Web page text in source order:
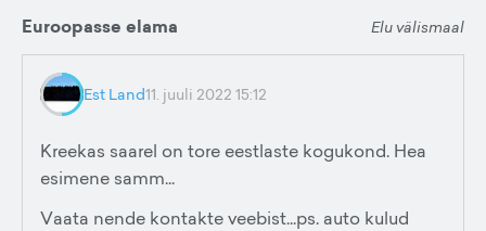
Euroopasse elama Elu välismaal
Est Land11. juuli 2022 15:12
Kreekas saarel on tore eestlaste kogukond. Hea
esimene samm...
Vaata nende kontakte veebist...ps. auto kulud